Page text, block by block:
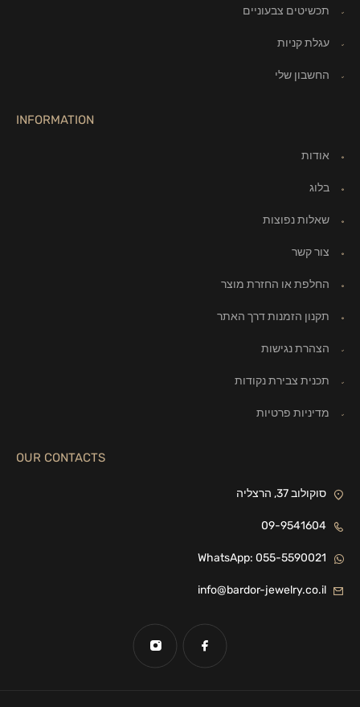
תכשיטים צבעוניים
עגלת קניות
החשבון שלי
INFORMATION
אודות
בלוג
שאלות נפוצות
צור קשר
החלפת או החזרת מוצר
תקנון הזמנות דרך האתר
הצהרת נגישות
תכנית צבירת נקודות
מדיניות פרטיות
OUR CONTACTS
סוקולוב 37, הרצליה
09-9541604
WhatsApp: 055-5590021
info@bardor-jewelry.co.il